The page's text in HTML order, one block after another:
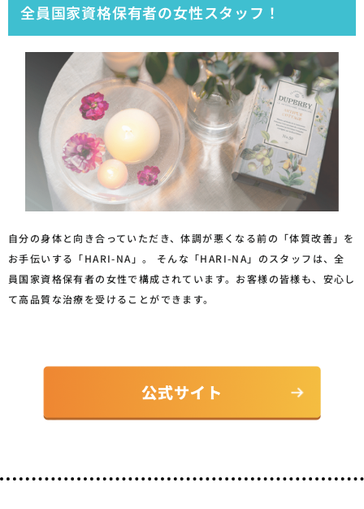
全員国家資格保有者の女性スタッフ！
自分の身体と向き合っていただき、体調が悪くなる前の「体質改善」を
お手伝いする「HARI-NA」。 そんな「HARI-NA」のスタッフは、全
員国家資格保有者の女性で構成されています。お客様の皆様も、安心し
て高品質な治療を受けることができます。